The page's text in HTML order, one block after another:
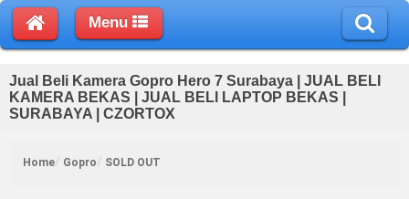
Menu
Jual Beli Kamera Gopro Hero 7 Surabaya | JUAL BELI
KAMERA BEKAS | JUAL BELI LAPTOP BEKAS |
SURABAYA | CZORTOX
Home Gopro SOLD OUT